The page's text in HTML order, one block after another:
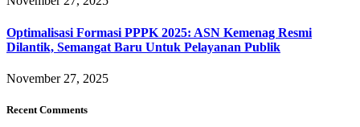
Optimalisasi Formasi PPPK 2025: ASN Kemenag Resmi
Dilantik, Semangat Baru Untuk Pelayanan Publik
November 27, 2025
Recent Comments